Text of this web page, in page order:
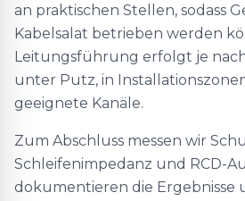
an praktischen Stellen, sodass
Kabelsalat betrieben werden
Leitungsführung erfolgt je
unter Putz, in
geeignete Kanäle.
Zum Abschluss messen wir
Schleifenimpedanz und RCD-
dokumentieren die Ergebnisse